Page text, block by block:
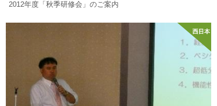
2012年度「秋季研修会」のご案内